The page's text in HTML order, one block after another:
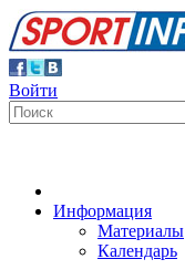
Войти
Информация
Материалы
Календарь